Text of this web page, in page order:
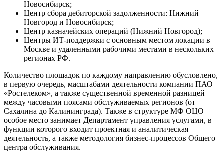
Новосибирск;
Центр сбора дебиторской задолженности: Нижний
Новгород и Новосибирск;
Центр казначейских операций (Нижний Новгород);
Центры ИТ-поддержки с основным местом локации в
Москве и удаленными рабочими местами в нескольких
регионах РФ.
Количество площадок по каждому направлению обусловлено,
в первую очередь, масштабами деятельности компании ПАО
«Ростелеком», а также существенной временной разницей
между часовыми поясами обслуживаемых регионов (от
Сахалина до Калининграда). Также в структуре МФ ОЦО
особое место занимает Департамент управления услугами, в
функции которого входит проектная и аналитическая
деятельность, а также методология бизнес-процессов Общего
центра обслуживания.